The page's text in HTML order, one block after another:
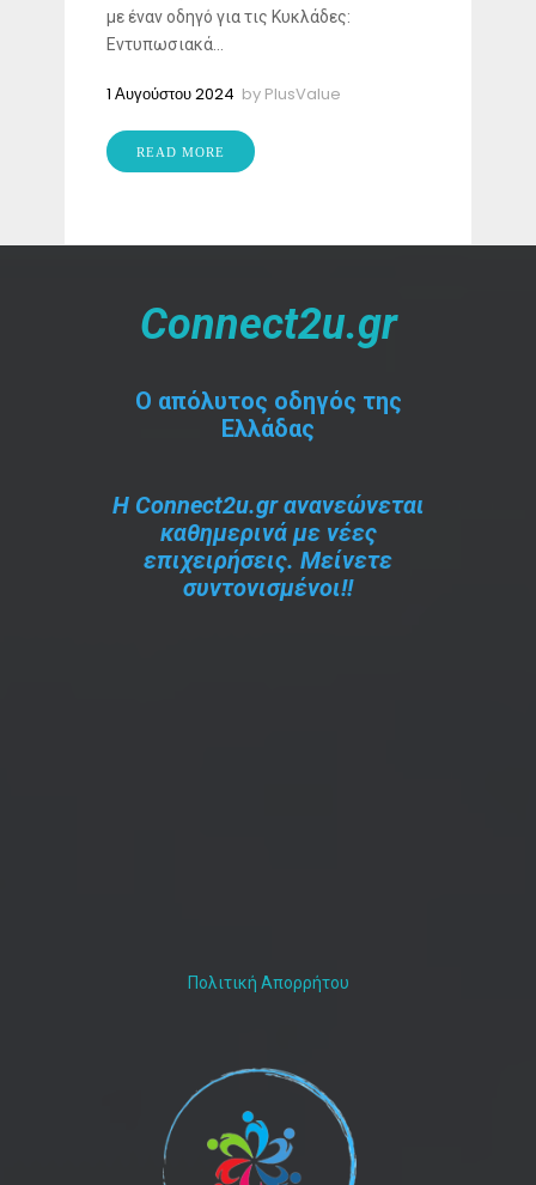
με έναν οδηγό για τις Κυκλάδες:
Εντυπωσιακά...
1 Αυγούστου 2024 by PlusValue
READ MORE
Connect2u.gr
O απόλυτος οδηγός της
Ελλάδας
Η Connect2u.gr ανανεώνεται
καθημερινά με νέες
επιχειρήσεις. Μείνετε
συντονισμένοι!!
Πολιτική Απορρήτου